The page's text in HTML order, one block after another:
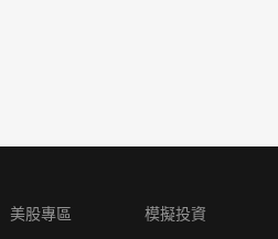
美股專區 模擬投資